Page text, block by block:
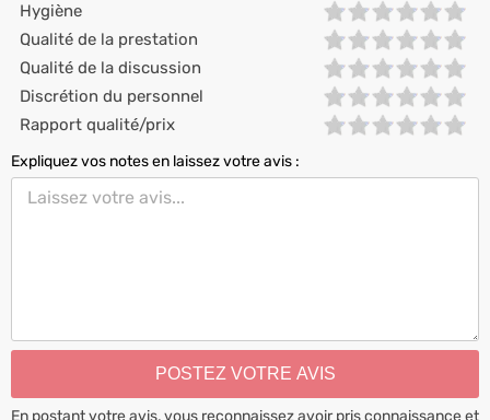
Hygiène
Qualité de la prestation
Qualité de la discussion
Discrétion du personnel
Rapport qualité/prix
Expliquez vos notes en laissez votre avis :
En postant votre avis, vous reconnaissez avoir pris connaissance et